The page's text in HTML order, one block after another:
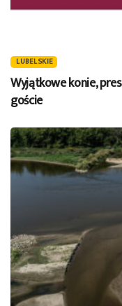
LUBELSKIE
Wyjątkowe konie,
goście